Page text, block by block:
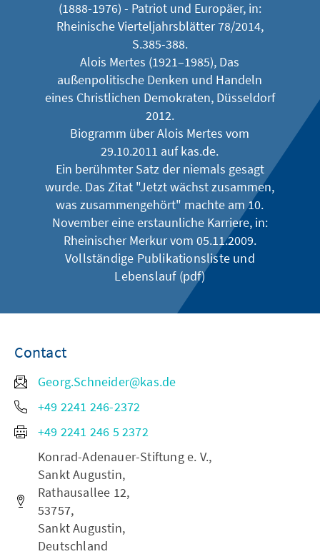
(1888-1976) - Patriot und Europäer, in:
Rheinische Vierteljahrsblätter 78/2014,
S.385-388.
Alois Mertes (1921–1985), Das
außenpolitische Denken und Handeln
eines Christlichen Demokraten, Düsseldorf
2012.
Biogramm über Alois Mertes vom
29.10.2011 auf kas.de.
Ein berühmter Satz der niemals gesagt
wurde. Das Zitat "Jetzt wächst zusammen,
was zusammengehört" machte am 10.
November eine erstaunliche Karriere, in:
Rheinischer Merkur vom 05.11.2009.
Vollständige Publikationsliste und
Lebenslauf (pdf)
Contact
Georg.Schneider@kas.de
+49 2241 246-2372
+49 2241 246 5 2372
Konrad-Adenauer-Stiftung e. V.,
Sankt Augustin,
Rathausallee 12,
53757,
Sankt Augustin,
Deutschland